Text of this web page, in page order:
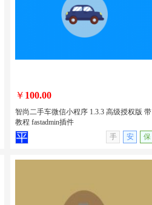
KPI绩效考核系统 1.0.0 高级授权版 带文
档 fastadmin插件
无演示
￥ 100.00
智尚二手车微信小程序 1.3.3 高级授权版 带
教程 fastadmin插件
手
安 保